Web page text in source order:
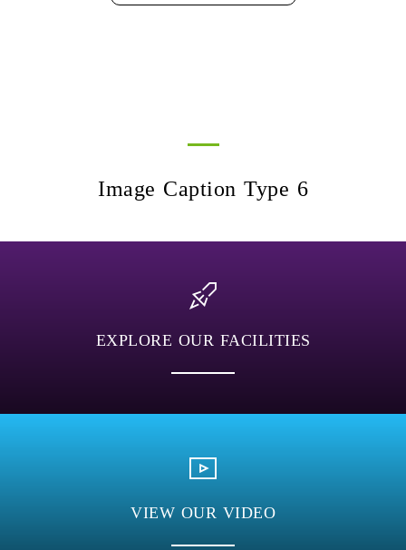
Image Caption Type 6
EXPLORE OUR FACILITIES
VIEW OUR VIDEO